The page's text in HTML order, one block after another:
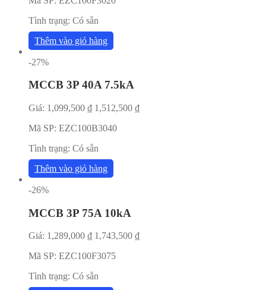
Tình trạng: Có sẵn
Thêm vào giỏ hàng
-27%
MCCB 3P 40A 7.5kA
Giá: 1,099,500 ₫ 1,512,500 ₫
Mã SP: EZC100B3040
Tình trạng: Có sẵn
Thêm vào giỏ hàng
-26%
MCCB 3P 75A 10kA
Giá: 1,289,000 ₫ 1,743,500 ₫
Mã SP: EZC100F3075
Tình trạng: Có sẵn